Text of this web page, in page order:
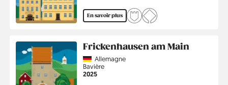
En savoir plus
Frickenhausen am Main
CountryAllemagne
Région
Bavière
Année
2025